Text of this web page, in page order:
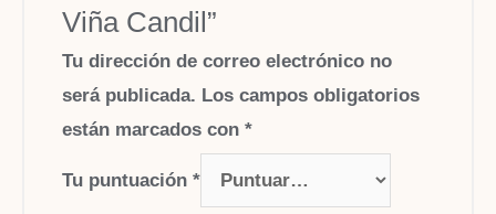
Viña Candil”
Tu dirección de correo electrónico no
será publicada. Los campos obligatorios
están marcados con *
Tu puntuación *